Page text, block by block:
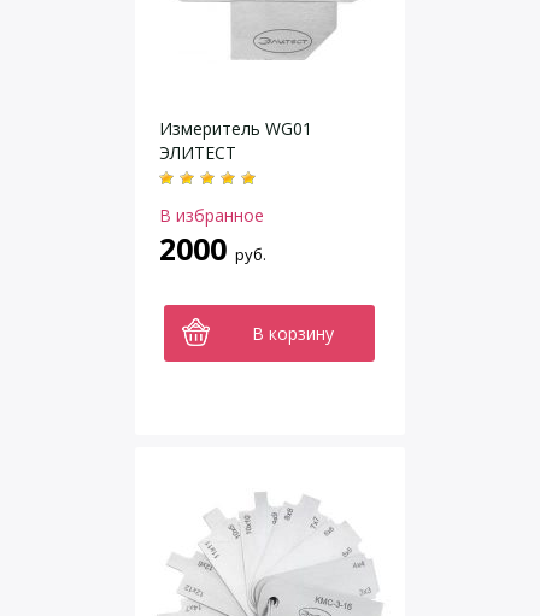
Измеритель WG01
ЭЛИТЕСТ
В избранное
2000 руб.
В корзину